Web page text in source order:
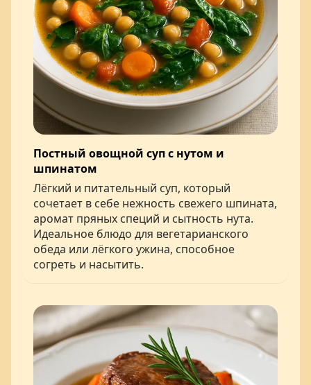
Постный овощной суп с нутом и
шпинатом
Лёгкий и питательный суп, который
сочетает в себе нежность свежего шпината,
аромат пряных специй и сытность нута.
Идеальное блюдо для вегетарианского
обеда или лёгкого ужина, способное
согреть и насытить.